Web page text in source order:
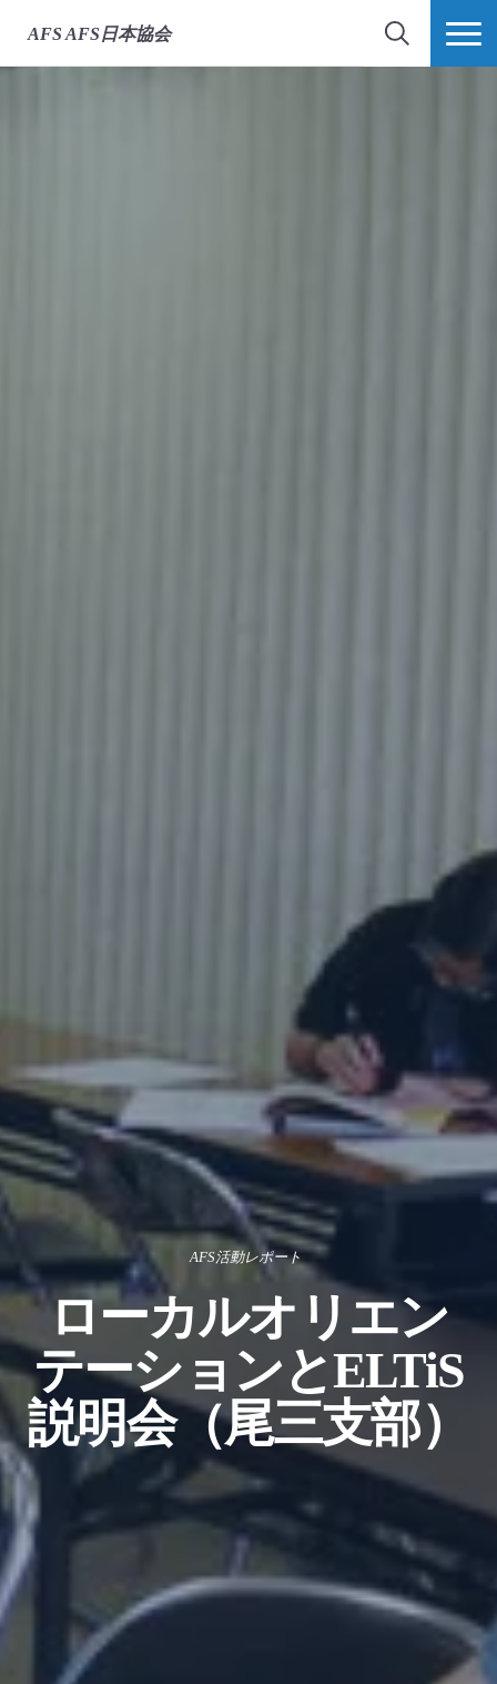
AFS AFS日本協会
検索 MORE
AFS活動レポート
ローカルオリエン
テーションとELTiS
説明会（尾三支部）